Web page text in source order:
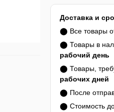
Доставка и
⬤ Все товары
⬤ Товары в
рабочий день
⬤ Товары,
рабочих дней
⬤ После
⬤ Стоимость